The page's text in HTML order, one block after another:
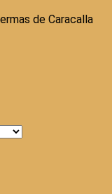
de Caracalla